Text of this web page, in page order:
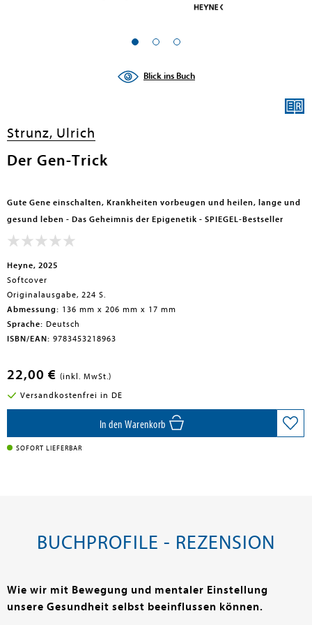
Blick ins Buch
Strunz, Ulrich
Der Gen-Trick
Gute Gene einschalten, Krankheiten vorbeugen und heilen, lange und
gesund leben - Das Geheimnis der Epigenetik - SPIEGEL-Bestseller
Heyne, 2025
Softcover
Originalausgabe, 224 S.
Abmessung: 136 mm x 206 mm x 17 mm
Sprache: Deutsch
ISBN/EAN: 9783453218963
22,00 € (inkl. MwSt.)
Versandkostenfrei in DE
In den Warenkorb
SOFORT LIEFERBAR
BUCHPROFILE - REZENSION
Wie wir mit Bewegung und mentaler Einstellung
unsere Gesundheit selbst beeinflussen können.